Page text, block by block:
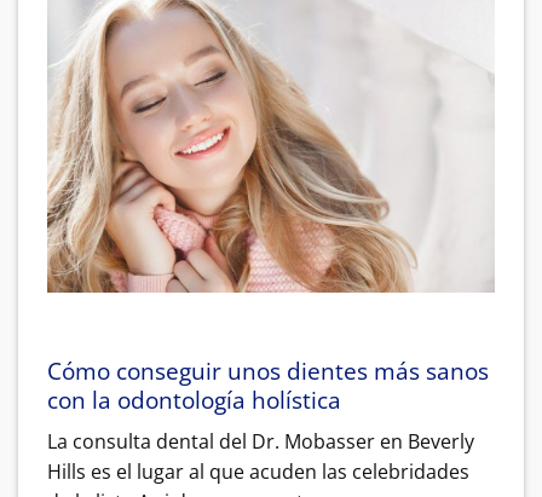
Cómo conseguir unos dientes más sanos
con la odontología holística
La consulta dental del Dr. Mobasser en Beverly
Hills es el lugar al que acuden las celebridades